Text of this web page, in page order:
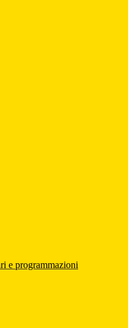
e programmazioni